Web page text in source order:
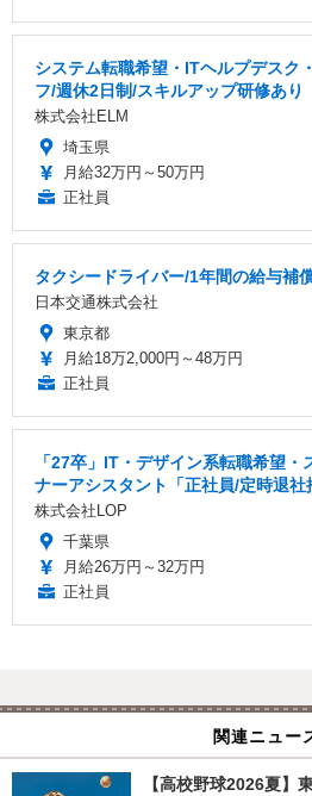
システム転職希望・ITヘルプデスク
フ/週休2日制/スキルアップ研修あり
株式会社ELM
埼玉県
月給32万円～50万円
正社員
タクシードライバー/1年間の給与補
日本交通株式会社
東京都
月給18万2,000円～48万円
正社員
「27卒」IT・デザイン系転職希望・
ナーアシスタント「正社員/定時退社
株式会社LOP
千葉県
月給26万円～32万円
正社員
関連ニュー
【高校野球2026夏】